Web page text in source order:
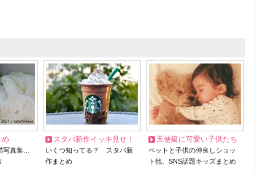
め
写真集…
スタバ新作イッキ見せ！
いくつ知ってる？ スタバ新
作まとめ
天使級に可愛い子供たち
ペットと子供の仲良しショッ
ト他、SNS話題キッズまとめ